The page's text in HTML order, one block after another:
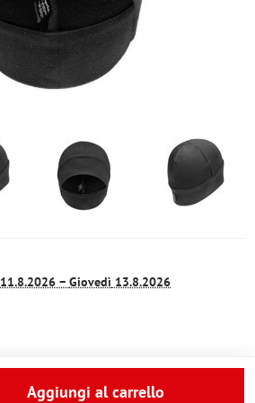
11.8.2026 − Giovedì 13.8.2026
Aggiungi al carrello